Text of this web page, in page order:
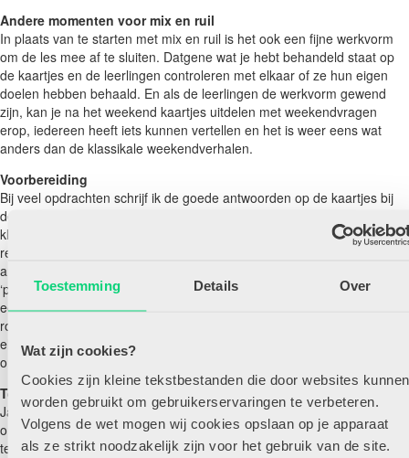
Toestemming Details Over
Wat zijn cookies?
Cookies zijn kleine tekstbestanden die door websites kunnen
worden gebruikt om gebruikerservaringen te verbeteren.
Volgens de wet mogen wij cookies opslaan op je apparaat
als ze strikt noodzakelijk zijn voor het gebruik van de site.
Andere momenten voor mix en ruil
In plaats van te starten met mix en ruil is het ook een fijne werkvorm
om de les mee af te sluiten. Datgene wat je hebt behandeld staat op
de kaartjes en de leerlingen controleren met elkaar of ze hun eigen
doelen hebben behaald. En als de leerlingen de werkvorm gewend
zijn, kan je na het weekend kaartjes uitdelen met weekendvragen
erop, iedereen heeft iets kunnen vertellen en het is weer eens wat
anders dan de klassikale weekendverhalen.
Voorbereiding
Bij veel opdrachten schrijf ik de goede antwoorden op de kaartjes bij
de vraag. Zo kunnen de leerlingen elkaar controleren. Hier gaat een
klassikale voorbereiding aan vooraf. Op het bord schrijf ik de mogelijke
reacties. Goed antwoord? Je geeft elkaar een complimentje. Geen
antwoord? Geef een tip of zeg het antwoord voor. Fout antwoord? Zeg
‘probeer het nog een keer’. Voorafgaand aan de werkvorm vraag ik
een leerling om samen met mij alles voor te doen. We doen alsof we
rondlopen door de klas, zien dat de ander beschikbaar is, geven
elkaar een rustige high five en dan begint de één. Het kan handig zijn
om uit te spreken dat bijvoorbeeld de langste altijd begint.
Toe te passen bij de kleuters?
Ja! Een aantal van mijn startende leerkrachten heeft de werkvorm
omgedoopt tot ‘high five en ruil’. De werkvorm wordt vooral ingezet om
te oefenen met woorden. Als de voertuigen behandeld zijn, laat een